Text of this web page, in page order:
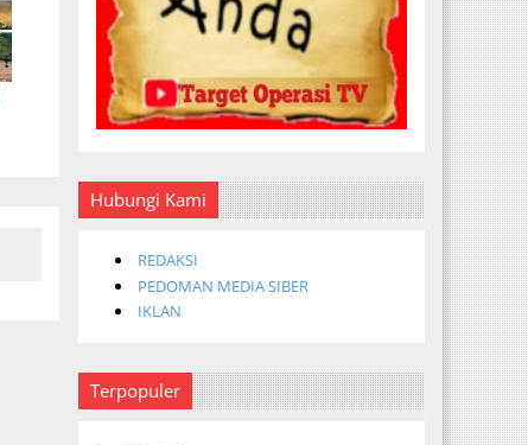
Hubungi Kami
REDAKSI
PEDOMAN MEDIA SIBER
IKLAN
Terpopuler